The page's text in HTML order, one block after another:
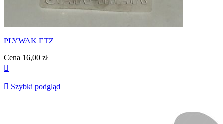
PLYWAK ETZ
Cena 16,00 zł

 Szybki podgląd